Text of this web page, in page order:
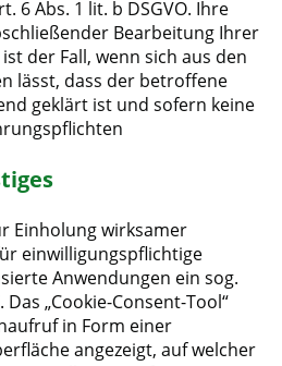
6 Abs. 1 lit. b DSGVO. Ihre
Bearbeitung Ihrer
der Fall, wenn sich aus den
lässt, dass der betroffene
geklärt ist und sofern keine
Einholung wirksamer
einwilligungspflichtige
Anwendungen ein sog.
Das „Cookie-Consent-Tool“
in Form einer
angezeigt, auf welcher